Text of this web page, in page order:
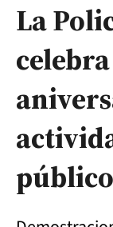
La
celebra
público